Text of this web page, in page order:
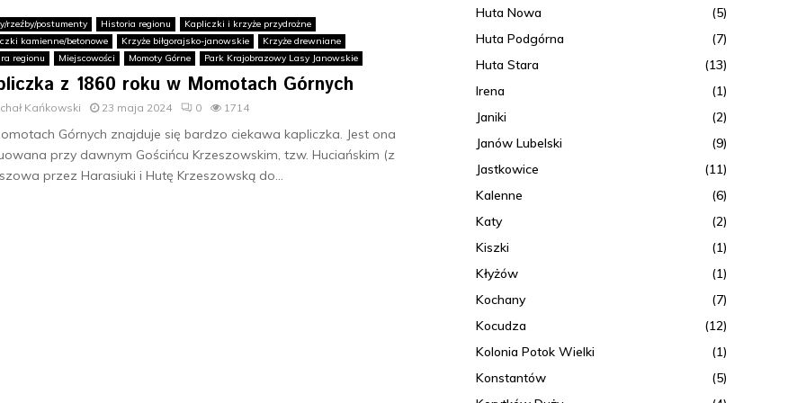
rzeźby/postumenty Historia regionu
Kapliczki i krzyże przydrożne
kamienne/betonowe
Krzyże biłgorajsko-janowskie
Krzyże drewniane
regionu
Miejscowości Momoty Górne Park Krajobrazowy Lasy Janowskie
z 1860 roku w Momotach Górnych
Kańkowski 23 maja 2024 0 1714
Górnych znajduje się bardzo ciekawa kapliczka. Jest ona
przy dawnym Gościńcu Krzeszowskim, tzw. Huciańskim (z
przez Harasiuki i Hutę Krzeszowską do...
Huta Nowa
(5)
Huta Podgórna
(7)
Huta Stara
(13)
Irena
(1)
Janiki
(2)
Janów Lubelski
(9)
Jastkowice
(11)
Kalenne
(6)
Katy
(2)
Kiszki
(1)
Kłyżów
(1)
Kochany
(7)
Kocudza
(12)
Kolonia Potok Wielki
(1)
Konstantów
(5)